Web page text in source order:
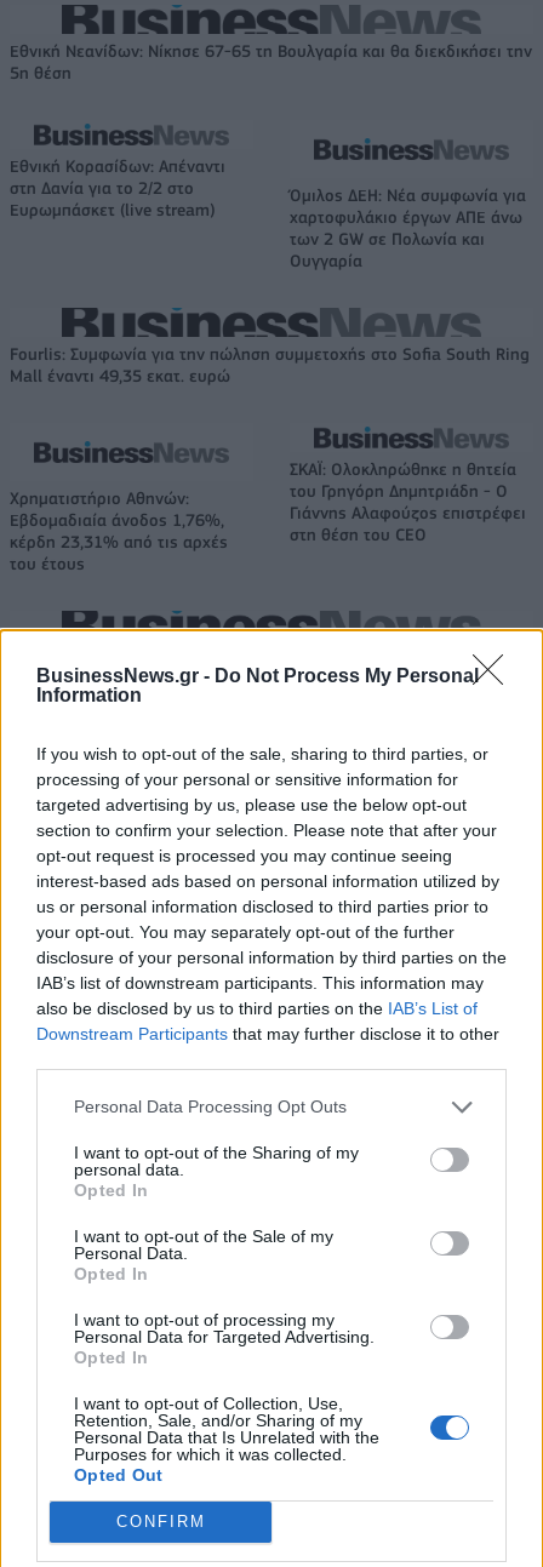
BusinessNews.gr - Do Not Process My Personal
Information
If you wish to opt-out of the sale, sharing to third parties, or
processing of your personal or sensitive information for
targeted advertising by us, please use the below opt-out
section to confirm your selection. Please note that after your
opt-out request is processed you may continue seeing
interest-based ads based on personal information utilized by
us or personal information disclosed to third parties prior to
your opt-out. You may separately opt-out of the further
disclosure of your personal information by third parties on the
IAB’s list of downstream participants. This information may
also be disclosed by us to third parties on the IAB’s List of
Downstream Participants that may further disclose it to other
Personal Data Processing Opt Outs
I want to opt-out of the Sharing of my
personal data.
Opted In
I want to opt-out of the Sale of my
Personal Data.
Opted In
I want to opt-out of processing my
Personal Data for Targeted Advertising.
Opted In
I want to opt-out of Collection, Use,
Retention, Sale, and/or Sharing of my
Personal Data that Is Unrelated with the
Purposes for which it was collected.
Opted Out
CONFIRM
Εθνική Νεανίδων: Νίκησε 67-65 τη Βουλγαρία και θα διεκδικήσει την
5η θέση
Εθνική Κορασίδων: Απέναντι
στη Δανία για το 2/2 στο
Ευρωμπάσκετ (live stream)
Όμιλος ΔΕΗ: Νέα συμφωνία για
χαρτοφυλάκιο έργων ΑΠΕ άνω
των 2 GW σε Πολωνία και
Ουγγαρία
Fourlis: Συμφωνία για την πώληση συμμετοχής στο Sofia South Ring
Mall έναντι 49,35 εκατ. ευρώ
Χρηματιστήριο Αθηνών:
Εβδομαδιαία άνοδος 1,76%,
κέρδη 23,31% από τις αρχές
του έτους
ΣΚΑΪ: Ολοκληρώθηκε η θητεία
του Γρηγόρη Δημητριάδη - Ο
Γιάννης Αλαφούζος επιστρέφει
στη θέση του CEO
Media: Με ενίσχυση 8 εκατ. ευρώ σε 451 επιχειρήσεις ξεκίνησε το
πρόγραμμα στήριξης- Κάλυψη εισφορών ΕΔΟΕΑΠ
Η Toyota φέρνει νέα γενιά
μπαταριών για τα υβριδικά της
Σε κινεζική… πολιορκία η
αυτοκινητοβιομηχανία
Νέο Audi A2 e-tron με στόχο την κορυφή της αποδοτικότητας
Εθνική Παίδων: Απώλεσε
προβάδισμα 13 πόντων και
έχασε 84-89 από το Ισραήλ
Ο Γιάννης Αγραβάνης στον Βίκο
Ιωαννίνων
δρόμο για δάνεια έως 5 δισ. σε μικρομεσαίες
Β.Σ. Καρούλιας: Τζίρος 98,7
57% - Τα νέα στοιχήματα σε
low & non alcohol
σύμβουλος της ΔΕΗ για την
είσοδο στην πολωνική αγορά
Η Chery επενδύει 75 εκατ. δολάρια στην KG Mobility
Το FIAT 500 Hybrid τώρα από
Ατρόμητος και Novibet